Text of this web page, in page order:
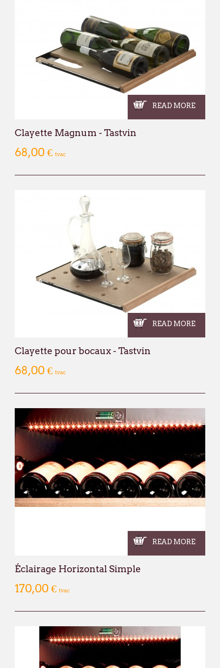
READ MORE
Clayette Magnum - Tastvin
68,00 € tvac
READ MORE
Clayette pour bocaux - Tastvin
68,00 € tvac
READ MORE
Éclairage Horizontal Simple
170,00 € tvac